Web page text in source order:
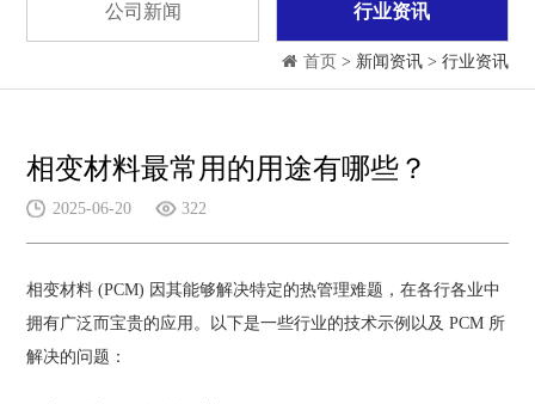
公司新闻 行业资讯
首页 > 新闻资讯 > 行业资讯
相变材料最常用的用途有哪些？
2025-06-20 322
相变材料 (PCM) 因其能够解决特定的热管理难题，在各行各业中
拥有广泛而宝贵的应用。以下是一些行业的技术示例以及 PCM 所
解决的问题：